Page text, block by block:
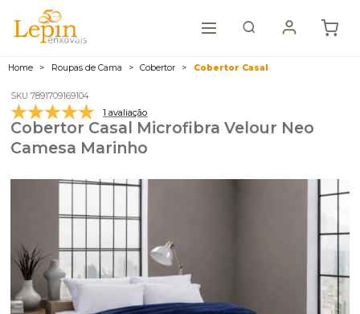
Home Roupas de Cama Cobertor Cobertor Casal
SKU 7891709169104
1 avaliação
Cobertor Casal Microfibra Velour Neo
Camesa Marinho